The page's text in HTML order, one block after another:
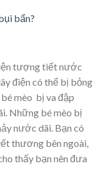
bẩn?
tượng tiết nước
điện có thể bị bỏng
mèo bị va đập
Những bé mèo bị
nước dãi. Bạn có
thương bên ngoài,
thấy bạn nên đưa